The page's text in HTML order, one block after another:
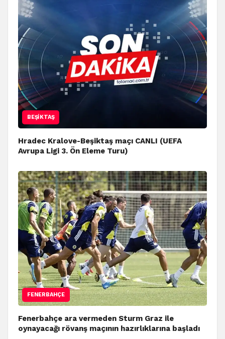
BEŞIKTAŞ
Hradec Kralove-Beşiktaş maçı CANLI (UEFA
Avrupa Ligi 3. Ön Eleme Turu)
FENERBAHÇE
Fenerbahçe ara vermeden Sturm Graz ile
oynayacağı rövanş maçının hazırlıklarına başladı